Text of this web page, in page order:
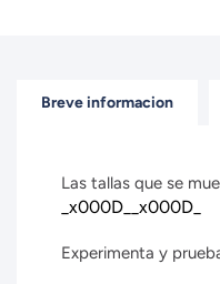
Breve informacion
Las tallas que se
_x000D__x000D_
Experimenta y